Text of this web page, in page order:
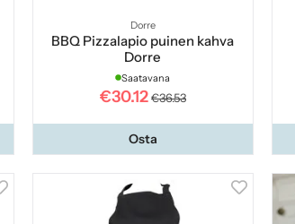
Dorre
BBQ Pizzalapio puinen kahva
Dorre
Saatavana
€30.12 €36.53
Osta